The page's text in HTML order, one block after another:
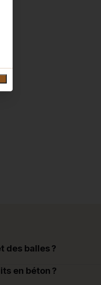
des balles ?
en béton ?